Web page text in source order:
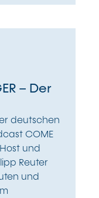
– Der
deutschen
COME
und
Reuter
und